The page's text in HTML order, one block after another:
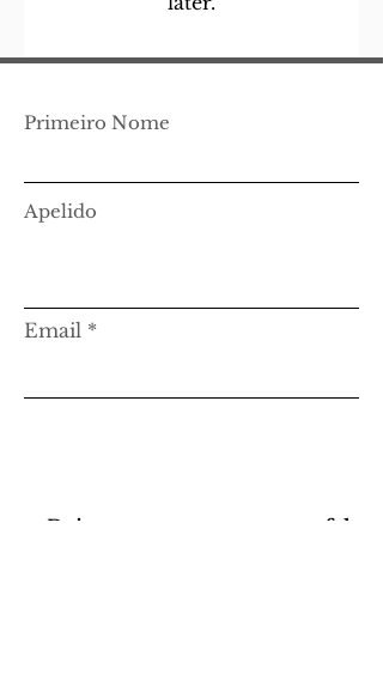
Primeiro Nome
Apelido
Email
Deixa-nos uma mensagem, fala